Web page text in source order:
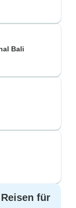
Bali
für